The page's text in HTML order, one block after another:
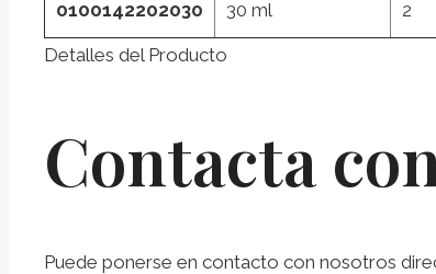
0100142202030 30 ml 2
Detalles del Producto
Contacta
Puede ponerse en contacto con nosotros